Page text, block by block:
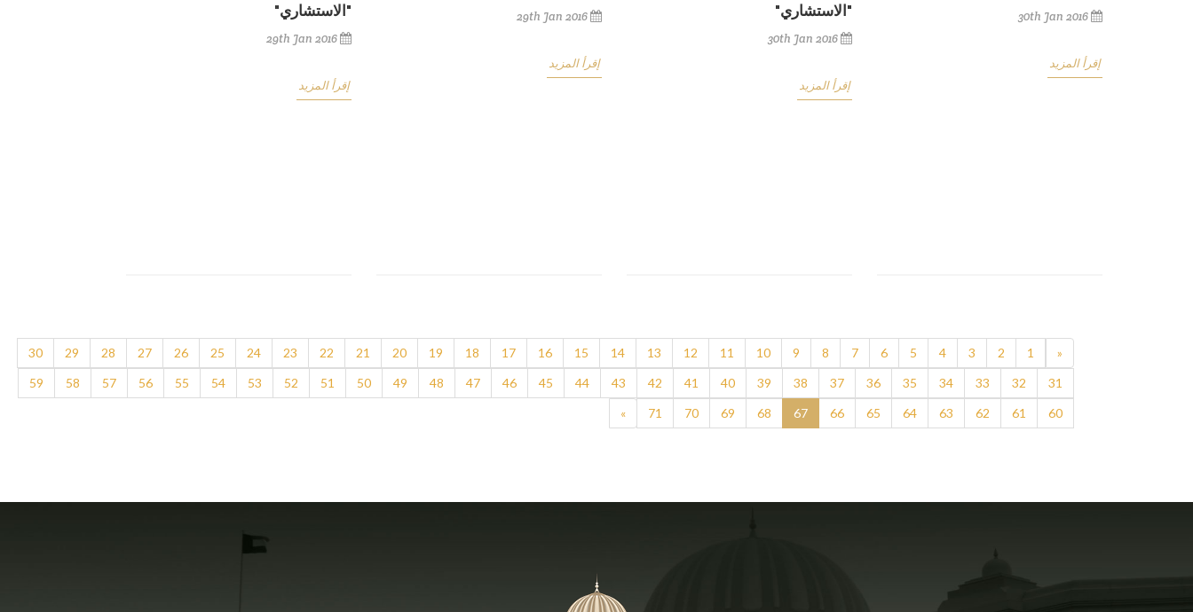
30th Jan 2016
إقرأ المزيد
"الاستشاري"
30th Jan 2016
إقرأ المزيد
29th Jan 2016
إقرأ المزيد
"الاستشاري"
29th Jan 2016
إقرأ المزيد
«
1
2
3
4
5
6
7
8
9
10
11
12
13
14
15
16
17
18
19
20
21
22
23
24
25
26
27
28
29
30
31
32
33
34
35
36
37
38
39
40
41
42
43
44
45
46
47
48
49
50
51
52
53
54
55
56
57
58
59
60
61
62
63
64
65
66
67
68
69
70
71
»